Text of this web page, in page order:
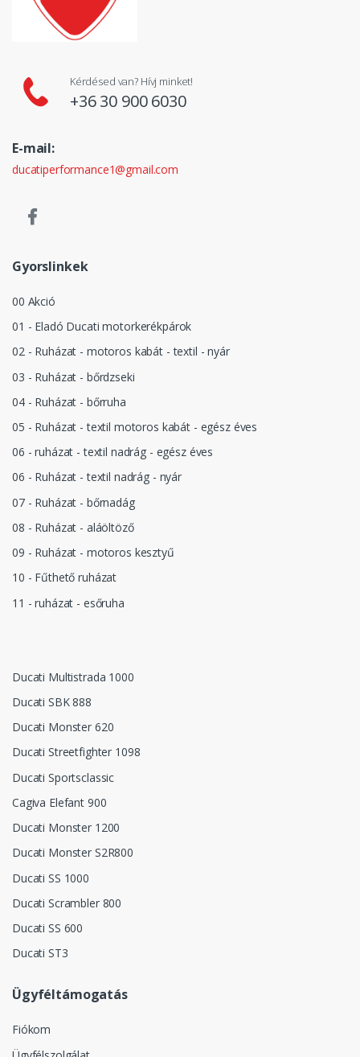
Kérdésed van? Hívj minket!
+36 30 900 6030
E-mail:
ducatiperformance1@gmail.com
Gyorslinkek
00 Akció
01 - Eladó Ducati motorkerékpárok
02 - Ruházat - motoros kabát - textil - nyár
03 - Ruházat - bőrdzseki
04 - Ruházat - bőrruha
05 - Ruházat - textil motoros kabát - egész éves
06 - ruházat - textil nadrág - egész éves
06 - Ruházat - textil nadrág - nyár
07 - Ruházat - bőrnadág
08 - Ruházat - aláöltöző
09 - Ruházat - motoros kesztyű
10 - Fűthető ruházat
11 - ruházat - esőruha
Ducati Multistrada 1000
Ducati SBK 888
Ducati Monster 620
Ducati Streetfighter 1098
Ducati Sportsclassic
Cagiva Elefant 900
Ducati Monster 1200
Ducati Monster S2R800
Ducati SS 1000
Ducati Scrambler 800
Ducati SS 600
Ducati ST3
Ügyféltámogatás
Fiókom